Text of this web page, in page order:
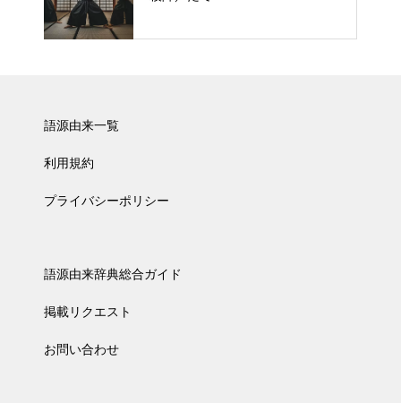
語源由来一覧
利用規約
プライバシーポリシー
語源由来辞典総合ガイド
掲載リクエスト
お問い合わせ